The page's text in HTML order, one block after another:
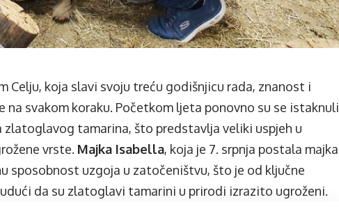
Celju, koja slavi svoju treću godišnjicu rada, znanost i
na svakom koraku. Početkom ljeta ponovno su se istaknuli
zlatoglavog tamarina, što predstavlja veliki uspjeh u
vrste. Majka Isabella, koja je 7. srpnja postala majka
sposobnost uzgoja u zatočeništvu, što je od ključne
da su zlatoglavi tamarini u prirodi izrazito ugroženi.